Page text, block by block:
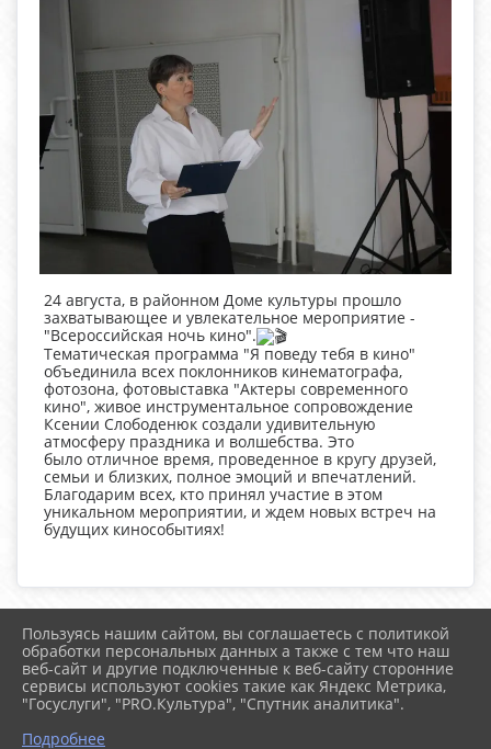
24 августа, в районном Доме культуры прошло
захватывающее и увлекательное мероприятие -
"Всероссийская ночь кино".
Тематическая программа "Я поведу тебя в кино"
объединила всех поклонников кинематографа,
фотозона, фотовыставка "Актеры современного
кино", живое инструментальное сопровождение
Ксении Слободенюк создали удивительную
атмосферу праздника и волшебства. Это
было отличное время, проведенное в кругу друзей,
семьи и близких, полное эмоций и впечатлений.
Благодарим всех, кто принял участие в этом
уникальном мероприятии, и ждем новых встреч на
будущих кинособытиях!
2026 г. uzhur-cks.ru
Вход
Карта сайта
Политика обработки персональных данных
Пользуясь нашим сайтом, вы соглашаетесь с политикой
обработки персональных данных а также с тем что наш
веб-сайт и другие подключенные к веб-сайту сторонние
сервисы используют cookies такие как Яндекс Метрика,
"Госуслуги", "PRO.Культура", "Спутник аналитика".
Подробнее